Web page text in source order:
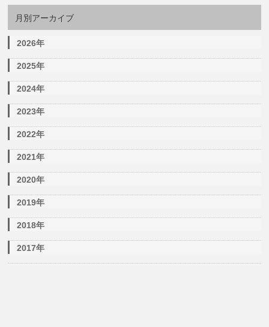
月別アーカイブ
2026年
2025年
2024年
2023年
2022年
2021年
2020年
2019年
2018年
2017年